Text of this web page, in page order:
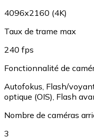
4096x2160 (4K)
Taux de trame max
240 fps
Fonctionnalité de
Autofokus Flash/
optique (OIS) Flash
Nombre de caméras
3